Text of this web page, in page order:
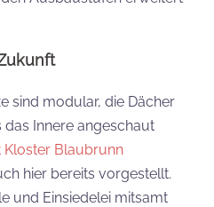
sind modular, die Dächer
Innere angeschaut
Kloster Blaubrunn
hier bereits vorgestellt.
und Einsiedelei mitsamt